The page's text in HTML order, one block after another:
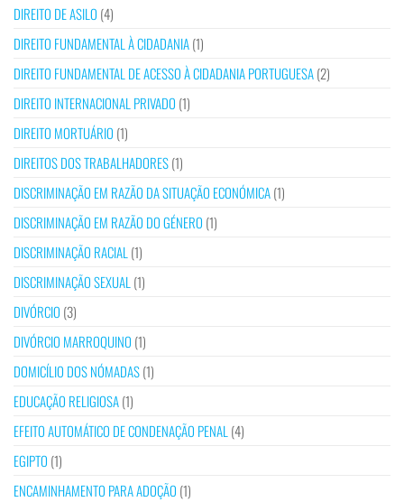
DIREITO DE ASILO (4)
DIREITO FUNDAMENTAL À CIDADANIA(1)
DIREITO FUNDAMENTAL DE ACESSO À CIDADANIA PORTUGUESA(2)
DIREITO INTERNACIONAL PRIVADO (1)
DIREITO MORTUÁRIO (1)
DIREITOS DOS TRABALHADORES(1)
DISCRIMINAÇÃO EM RAZÃO DA SITUAÇÃO ECONÓMICA(1)
DISCRIMINAÇÃO EM RAZÃO DO GÉNERO (1)
DISCRIMINAÇÃO RACIAL (1)
DISCRIMINAÇÃO SEXUAL (1)
DIVÓRCIO (3)
DIVÓRCIO MARROQUINO (1)
DOMICÍLIO DOS NÓMADAS(1)
EDUCAÇÃO RELIGIOSA(1)
EFEITO AUTOMÁTICO DE CONDENAÇÃO PENAL (4)
EGIPTO (1)
ENCAMINHAMENTO PARA ADOÇÃO (1)